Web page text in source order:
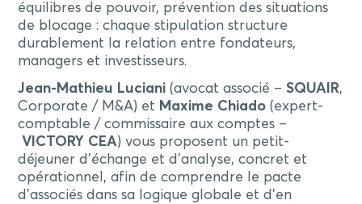
équilibres de pouvoir, prévention des situations
de blocage : chaque stipulation structure
durablement la relation entre fondateurs,
managers et investisseurs.
Jean-Mathieu Luciani (avocat associé – SQUAIR,
Corporate / M&A) et Maxime Chiado (expert-
comptable / commissaire aux comptes –
VICTORY CEA) vous proposent un petit-
déjeuner d’échange et d’analyse, concret et
opérationnel, afin de comprendre le pacte
d’associés dans sa logique globale et d’en